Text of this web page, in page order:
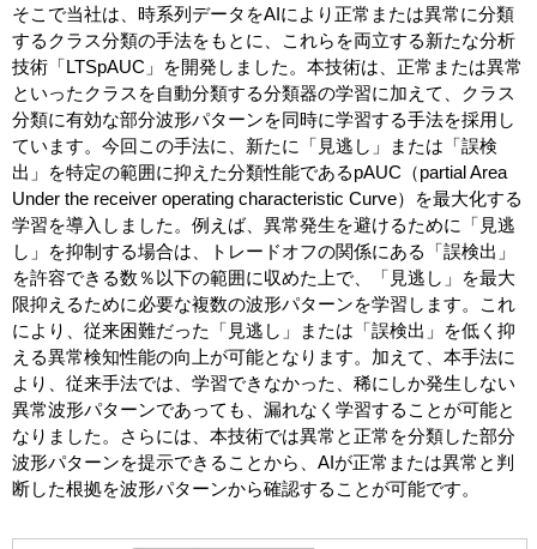
そこで当社は、時系列データをAIにより正常または異常に分類
するクラス分類の手法をもとに、これらを両立する新たな分析
技術「LTSpAUC」を開発しました。本技術は、正常または異常
といったクラスを自動分類する分類器の学習に加えて、クラス
分類に有効な部分波形パターンを同時に学習する手法を採用し
ています。今回この手法に、新たに「見逃し」または「誤検
出」を特定の範囲に抑えた分類性能であるpAUC（partial Area
Under the receiver operating characteristic Curve）を最大化する
学習を導入しました。例えば、異常発生を避けるために「見逃
し」を抑制する場合は、トレードオフの関係にある「誤検出」
を許容できる数％以下の範囲に収めた上で、「見逃し」を最大
限抑えるために必要な複数の波形パターンを学習します。これ
により、従来困難だった「見逃し」または「誤検出」を低く抑
える異常検知性能の向上が可能となります。加えて、本手法に
より、従来手法では、学習できなかった、稀にしか発生しない
異常波形パターンであっても、漏れなく学習することが可能と
なりました。さらには、本技術では異常と正常を分類した部分
波形パターンを提示できることから、AIが正常または異常と判
断した根拠を波形パターンから確認することが可能です。